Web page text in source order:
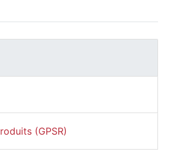
(GPSR)